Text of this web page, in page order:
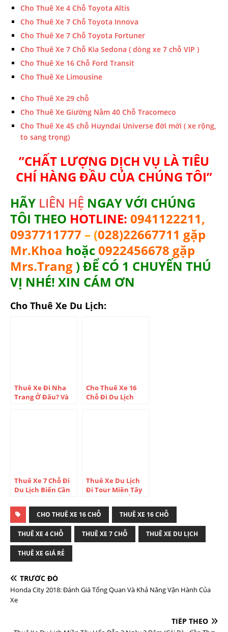
Cho Thuê Xe 4 Chỗ Toyota Altis
Cho Thuê Xe 7 Chỗ Toyota Innova
Cho Thuê Xe 7 Chỗ Toyota Fortuner
Cho Thuê Xe 7 Chỗ Kia Sedona ( dòng xe 7 chỗ VIP )
Cho Thuê Xe 16 Chỗ Ford Transit
Cho Thuê Xe Limousine
Cho Thuê Xe 29 chỗ
Cho Thuê Xe Giường Nằm 40 Chỗ Tracomeco
Cho Thuê Xe 45 chỗ Huyndai Universe đời mới ( xe rộng,
to sang trọng)
”CHẤT LƯỢNG DỊCH VỤ LÀ TIÊU
CHÍ HÀNG ĐẦU CỦA CHÚNG TÔI”
HÃY LIÊN HỆ NGAY VỚI CHÚNG
TÔI THEO HOTLINE: 0941122211,
0937711777 – (028)22667711 gặp
Mr.Khoa hoặc0922456678 gặp
Mrs.Trang ) ĐỂ CÓ 1 CHUYẾN THÚ
VỊ NHÉ! XIN CÁM ƠN
Cho Thuê Xe Du Lịch:
Thuê Xe Đi Nha
Trang Ở Đâu? Và
Cho Thuê Xe 16
Chỗ Đi Du Lịch
Thuê Xe 7 Chỗ Đi
Du Lịch Biển Cần
Cực Vui
Thuê Xe Du Lịch
Đi Tour Miền Tây
Đâu Tại TP.HCM
CHO THUÊ XE 16 CHỖ THUÊ XE 16 CHỖ
THUÊ XE 4 CHỖ THUÊ XE 7 CHỖ THUÊ XE DU LỊCH
THUÊ XE GIÁ RẺ
TRƯỚC ĐÓ
Honda City 2018: Đánh Giá Tổng Quan Và Khả Năng Vận Hành Của
Xe
TIẾP THEO